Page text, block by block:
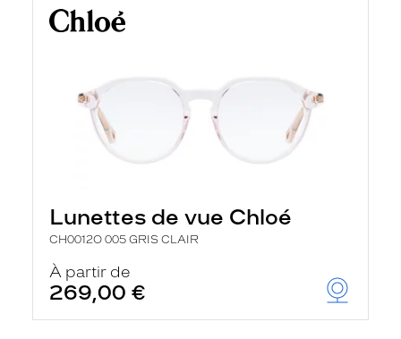
Lunettes de vue Chloé
CH0012O 005 GRIS CLAIR
À partir de
269,00 €